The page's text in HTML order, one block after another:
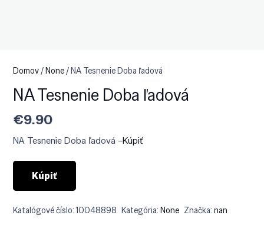
Domov/None/ NA Tesnenie Doba ľadová
NA Tesnenie Doba ľadová
€9.90
NA Tesnenie Doba ľadová –Kúpiť
Kúpiť
Katalógové číslo:10048898 Kategória:None Značka: nan